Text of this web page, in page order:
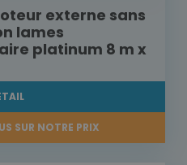
externe sans
lames
platinum 8 m x
SUR NOTRE PRIX